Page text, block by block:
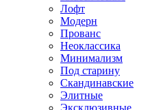
Лофт
Модерн
Прованс
Неоклассика
Минимализм
Под старину
Скандинавские
Элитные
Эксклюзивные